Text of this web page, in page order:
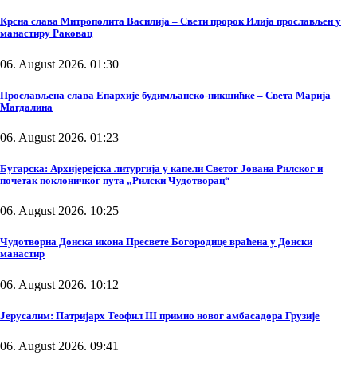
Крсна слава Митрополита Василија – Свети пророк Илија прослављен у
манастиру Раковац
06. August 2026. 01:30
Прослављена слава Епархије будимљанско-никшићке – Света Марија
Магдалина
06. August 2026. 01:23
Бугарска: Архијерејска литургија у капели Светог Јована Рилског и
почетак поклоничког пута „Рилски Чудотворац“
06. August 2026. 10:25
Чудотворна Донска икона Пресвете Богородице враћена у Донски
манастир
06. August 2026. 10:12
Јерусалим: Патријарх Теофил III примио новог амбасадора Грузије
06. August 2026. 09:41